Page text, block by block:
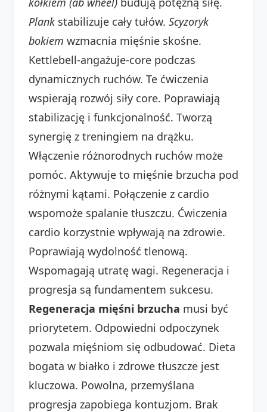
Plank stabilizuje cały tułów. Scyzoryk
bokiem wzmacnia mięśnie skośne.
Kettlebell-angażuje-core podczas
dynamicznych ruchów. Te ćwiczenia
wspierają rozwój siły core. Poprawiają
stabilizację i funkcjonalność. Tworzą
synergię z treningiem na drążku.
Włączenie różnorodnych ruchów może
pomóc. Aktywuje to mięśnie brzucha pod
różnymi kątami. Połączenie z cardio
wspomoże spalanie tłuszczu. Ćwiczenia
cardio korzystnie wpływają na zdrowie.
Poprawiają wydolność tlenową.
Wspomagają utratę wagi. Regeneracja i
progresja są fundamentem sukcesu.
Regeneracja mięśni brzucha musi być
priorytetem. Odpowiedni odpoczynek
pozwala mięśniom się odbudować. Dieta
bogata w białko i zdrowe tłuszcze jest
kluczowa. Powolna, przemyślana
progresja zapobiega kontuzjom. Brak